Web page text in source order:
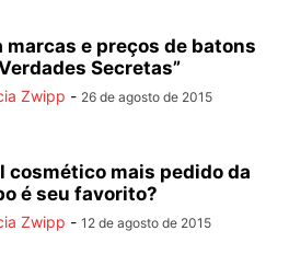
marcas e preços de batons
Secretas”
Zwipp - 26 de agosto de 2015
cosmético mais pedido da
é seu favorito?
Zwipp - 12 de agosto de 2015